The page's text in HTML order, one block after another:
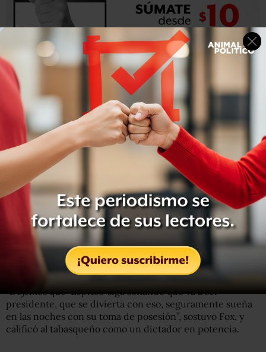
Vicente Fox rechazó haber presionado al excolaborador
de López Obrador.
“Yo no tuve absolutamente nada que ver, esos son los
lavaderos del Distrito Federal donde esta mafia ha estado
por mucho y que ahora construyen historias
aprovechando que anda de mal candidato Lopitos en este
momento y buscando votos”, comentó.
Este jueves, el expresidente Fox arremetió contra López
Obrador.
“Dejemos que ‘Lopitos’ siga soñando que va a ser
presidente, que se divierta con eso, seguramente sueña
en las noches con su toma de posesión”, sostuvo Fox, y
calificó al tabasqueño como un dictador en potencia.